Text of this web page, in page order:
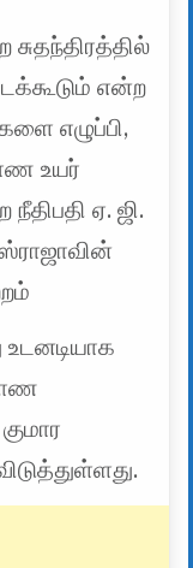
சுதந்திரத்தில்
என்ற
எழுப்பி,
உயர்
நீதிபதி ஏ. ஜி.
உடனடியாக